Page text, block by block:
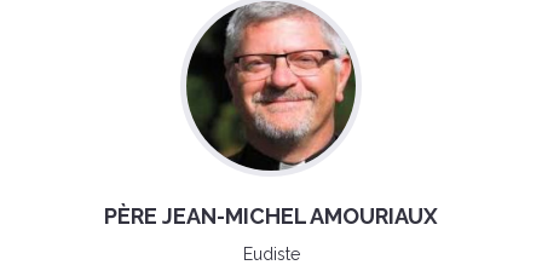
PÈRE JEAN-MICHEL AMOURIAUX
Eudiste